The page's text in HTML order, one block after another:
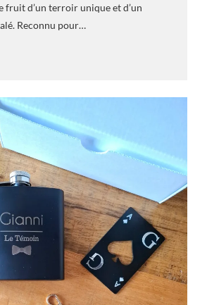
fruit d’un terroir unique et d’un
Reconnu pour…